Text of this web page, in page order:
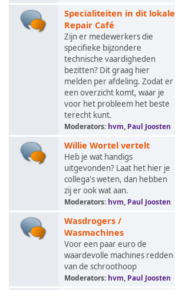
Specialiteiten in dit lokale
Repair Café
Zijn er medewerkers die
specifieke bijzondere
technische vaardigheden
bezitten? Dit graag hier
melden per afdeling. Zodat er
een overzicht komt, waar je
voor het probleem het beste
terecht kunt.
Moderators: hvm, Paul Joosten
Willie Wortel vertelt
Heb je wat handigs
uitgevonden? Laat het hier je
collega's weten, dan hebben
zij er ook wat aan.
Moderators: hvm, Paul Joosten
Wasdrogers /
Wasmachines
Voor een paar euro de
waardevolle machines redden
van de schroothoop
Moderators: hvm, Paul Joosten